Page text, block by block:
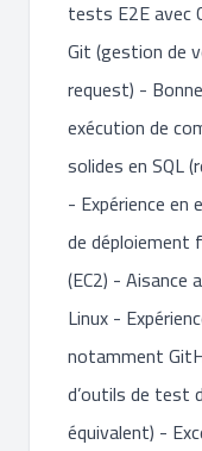
tests E2E avec
Git (gestion de
request) -
exécution de
solides en SQL
- Expérience en
de déploiement
(EC2) - Aisance
Linux -
notamment
d’outils de test
équivalent) -